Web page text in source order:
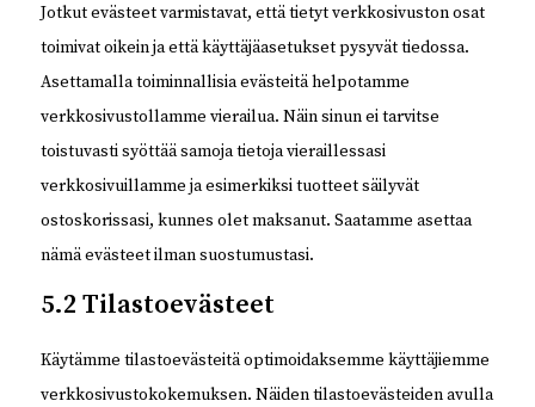
Jotkut evästeet varmistavat, että tietyt verkkosivuston osat
toimivat oikein ja että käyttäjäasetukset pysyvät tiedossa.
Asettamalla toiminnallisia evästeitä helpotamme
verkkosivustollamme vierailua. Näin sinun ei tarvitse
toistuvasti syöttää samoja tietoja vieraillessasi
verkkosivuillamme ja esimerkiksi tuotteet säilyvät
ostoskorissasi, kunnes olet maksanut. Saatamme asettaa
nämä evästeet ilman suostumustasi.
5.2 Tilastoevästeet
Käytämme tilastoevästeitä optimoidaksemme käyttäjiemme
verkkosivustokokemuksen. Näiden tilastoevästeiden avulla